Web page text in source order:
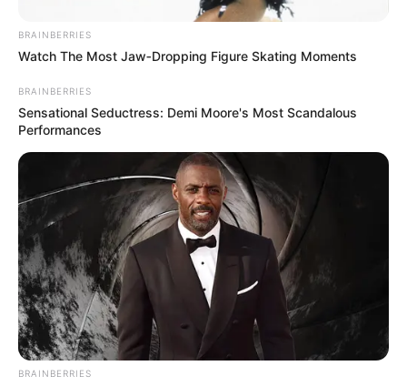
BRAINBERRIES
Watch The Most Jaw‑Dropping Figure Skating Moments
BRAINBERRIES
Sensational Seductress: Demi Moore's Most Scandalous
Performances
BRAINBERRIES